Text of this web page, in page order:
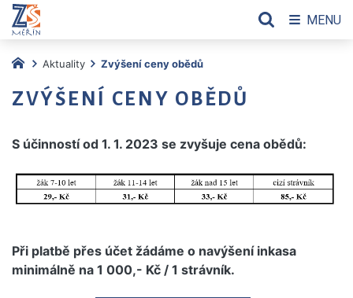
Aktuality Zvýšení ceny obědů
ZVÝŠENÍ CENY OBĚDŮ
S účinností od 1. 1. 2023 se zvyšuje cena obědů:
Při platbě přes účet žádáme o navýšení inkasa
minimálně na 1 000,- Kč / 1 strávník.
MENU